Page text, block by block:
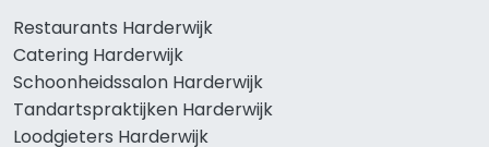
Restaurants Harderwijk
Catering Harderwijk
Schoonheidssalon Harderwijk
Tandartspraktijken Harderwijk
Loodgieters Harderwijk